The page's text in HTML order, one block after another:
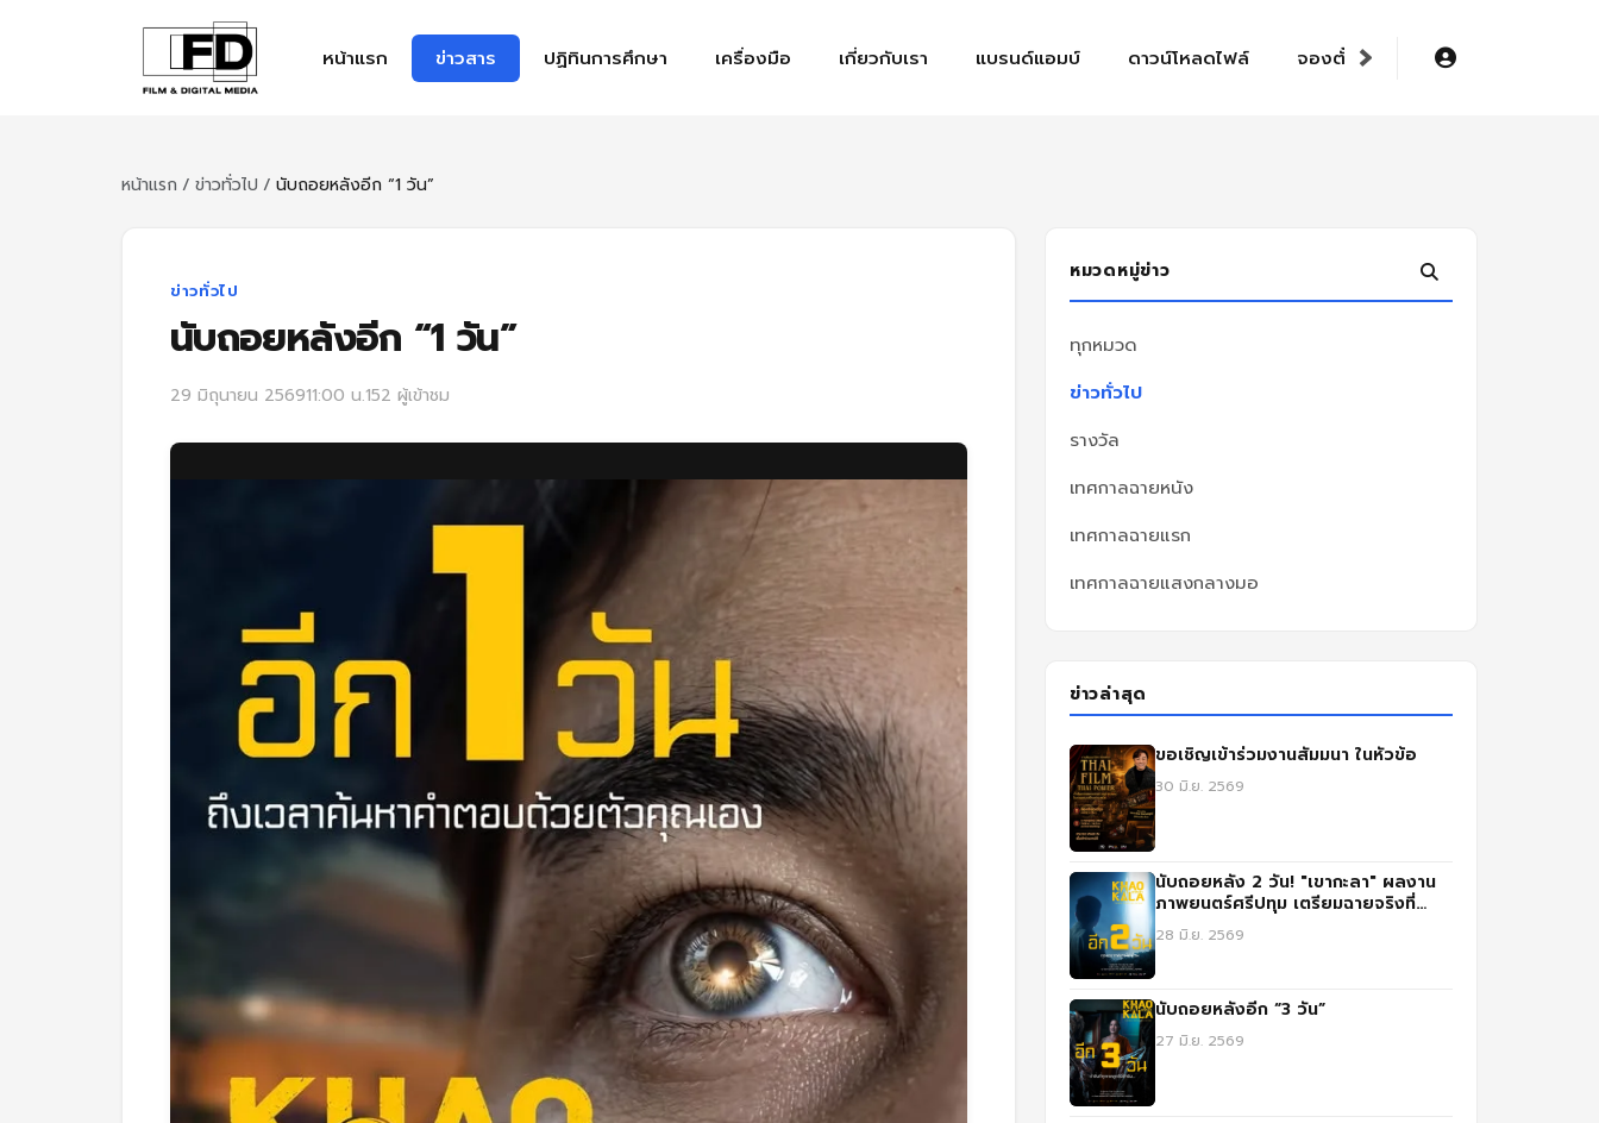
หน้าแรก ข่าวสาร ปฏิทินการศึกษา เครื่องมือ เกี่ยวกับเรา แบรนด์แอมบ์ ดาวน์โหลดไฟล์ จองตั๋วออนไลน์ E-ticket
›
หน้าแรก / ข่าวทั่วไป / นับถอยหลังอีก “1 วัน”
ข่าวทั่วไป
นับถอยหลังอีก “1 วัน”
29 มิถุนายน 256911:00 น.152 ผู้เข้าชม
หมวดหมู่ข่าว
ทุกหมวด
ข่าวทั่วไป
รางวัล
เทศกาลฉายหนัง
เทศกาลฉายแรก
เทศกาลฉายแสงกลางมอ
ข่าวล่าสุด
ขอเชิญเข้าร่วมงานสัมมนา ในหัวข้อ
30 มิ.ย. 2569
นับถอยหลัง 2 วัน! "เขากะลา" ผลงาน
ภาพยนตร์ศรีปทุม เตรียมฉายจริงที่
SFX เซ็นทรัล ลาดพร้าว
28 มิ.ย. 2569
นับถอยหลังอีก “3 วัน”
27 มิ.ย. 2569